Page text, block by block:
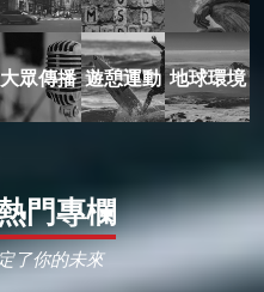
大眾傳播 遊憩運動 地球環境
門專欄
了你的未來